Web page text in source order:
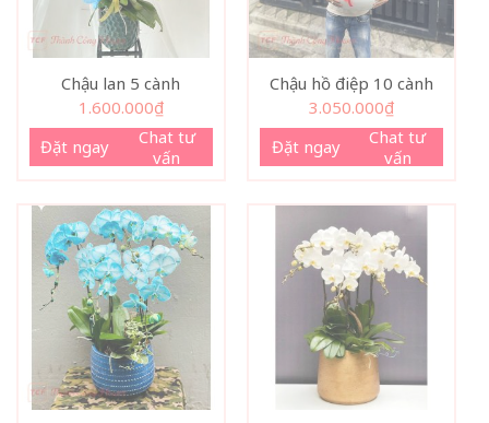
Chậu lan 5 cành
1.600.000₫
Đặt ngay
Chat tư
vấn
Chậu hồ điệp 10 cành
3.050.000₫
Đặt ngay
Chat tư
vấn